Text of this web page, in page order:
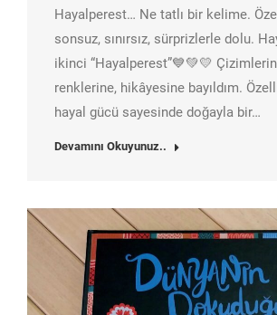
Hayalperest… Ne tatlı bir kelime.
sonsuz, sınırsız, sürprizlerle dolu.
ikinci “Hayalperest”💙💚💛
renklerine, hikâyesine bayıldım.
hayal gücü sayesinde doğayla bir…
Devamını Okuyunuz..